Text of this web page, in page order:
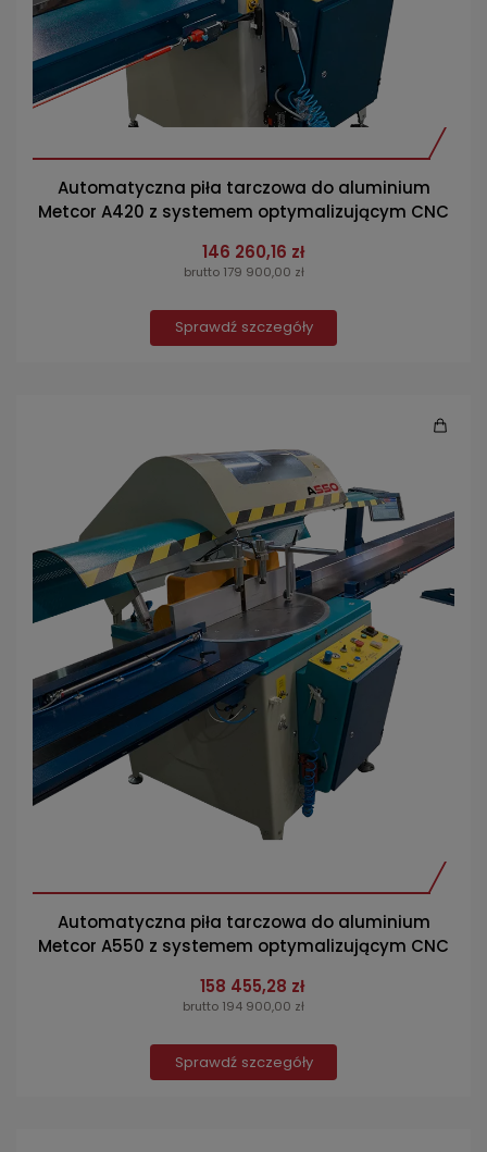
Automatyczna piła tarczowa do aluminium
Metcor A420 z systemem optymalizującym CNC
146 260,16 zł
brutto 179 900,00 zł
Sprawdź szczegóły
Automatyczna piła tarczowa do aluminium
Metcor A550 z systemem optymalizującym CNC
158 455,28 zł
brutto 194 900,00 zł
Sprawdź szczegóły